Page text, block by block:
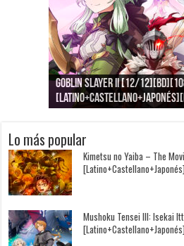
Goblin Slayer II [12/
Jujutsu Kaisen: Kaigyoku/
[Latino+Japonés][Mega-Drive]
Kimi to, Nami ni Noretara
Nukitashi the Animation [11/
[1080p][Sub-Español][Mega-
Kimi wa Houkago Insomnia [13/
Getsuyoubi no Tawawa [12/
[1080p][Sub-Español][Mega-
Lo más popular
Kimetsu no Yaiba – The
Mushoku Tensei III: Isekai